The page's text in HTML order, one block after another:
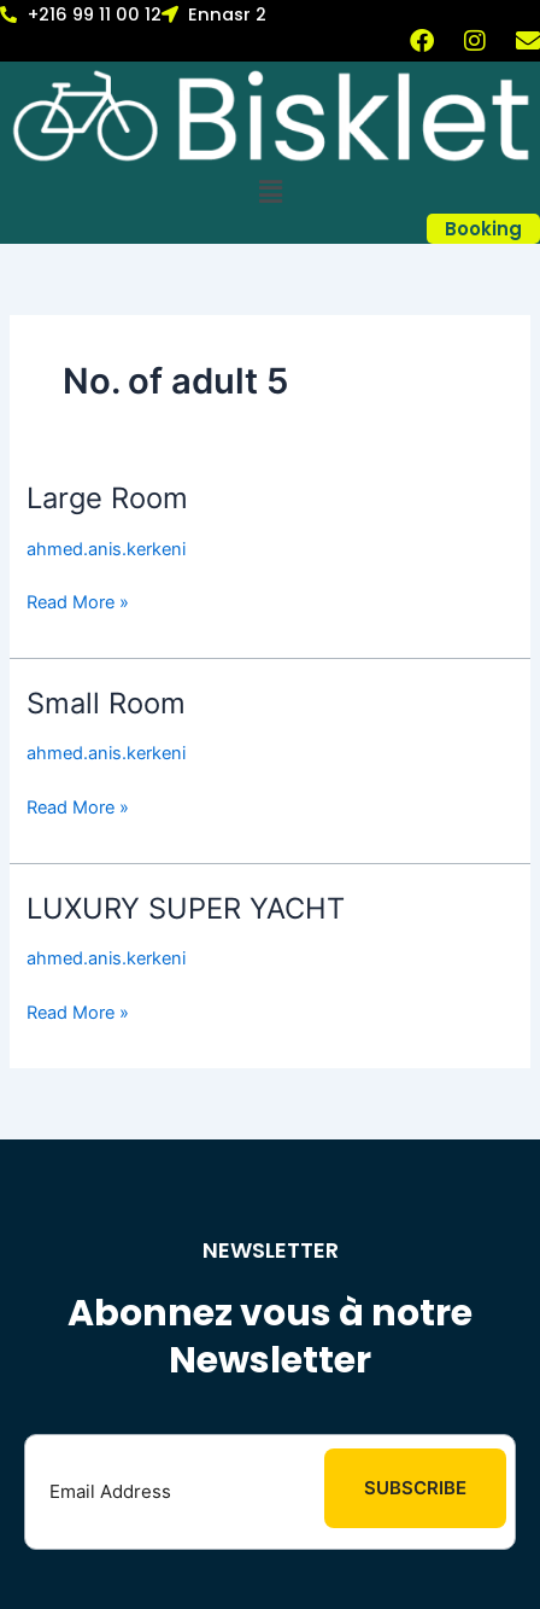
Skip+216 99 11 00 12 Ennasr 2
F
a
e
b
o
k
I
n
t
a
g
a
m
E
n
v
e
o
e
Menu
Booking
No. of adult 5
Large Room
ahmed.anis.kerkeni
Large
Read More »
Small Room
ahmed.anis.kerkeni
Small
Read More »
LUXURY SUPER YACHT
ahmed.anis.kerkeni
LUXURY
YACHT
Read More »
NEWSLETTER
Abonnez vous à notre
Newsletter